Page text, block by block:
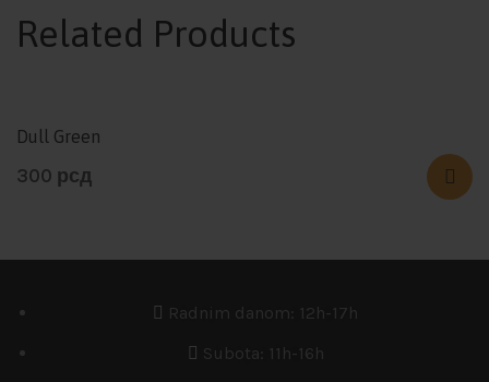
Related Products
Dull Green
300 рсд
Radnim danom: 12h-17h
Subota: 11h-16h